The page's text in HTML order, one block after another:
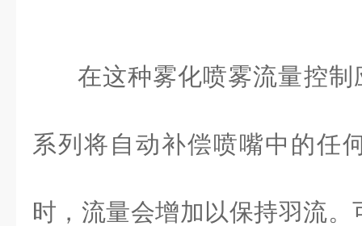
在这种雾化喷雾流量控
系列将自动补偿喷嘴中的任
时，流量会增加以保持羽流